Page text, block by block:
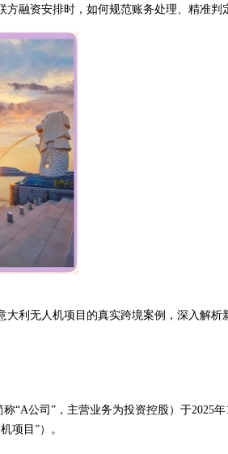
方融资安排时，如何规范账务处理、精准判
大利无人机项目的真实跨境案例，深入解析
称“A公司”，主营业务为投资控股）于
项目”）。